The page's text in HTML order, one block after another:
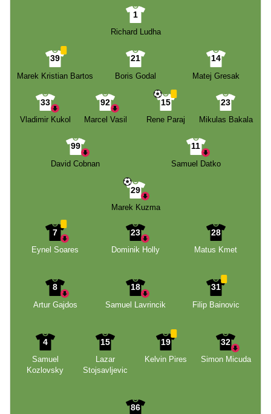
1
Richard Ludha
39
Marek Kristian Bartos
21
Boris Godal
14
Matej Gresak
33
Vladimir Kukol
92
Marcel Vasil
15
Rene Paraj
23
Mikulas Bakala
99
David Cobnan
11
Samuel Datko
29
Marek Kuzma
7
Eynel Soares
23
Dominik Holly
28
Matus Kmet
8
Artur Gajdos
18
Samuel Lavrincik
31
Filip Bainovic
4
Samuel
Kozlovsky
15
Lazar
Stojsavljevic
19
Kelvin Pires
32
Simon Micuda
86